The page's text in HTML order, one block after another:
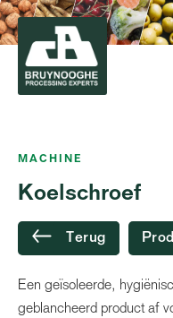
MACHINE
Koelschroef
Terug
Een geïsoleerde,
geblancheerd product af